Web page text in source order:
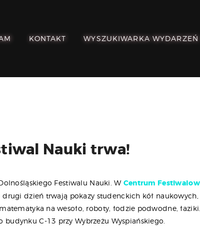
KONTAKT WYSZUKIWARKA WYDARZEŃ
Nauki trwa!
Festiwalu Nauki. W Centrum
drugi dzień trwają pokazy studenckich kół naukowych,
na wesoło, roboty, łodzie podwodne, łaziki.
C-13 przy Wybrzeżu Wyspiańskiego.